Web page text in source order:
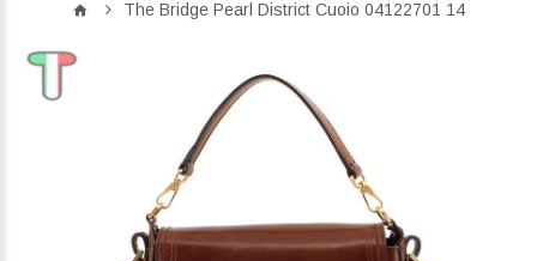
The Bridge Pearl District Cuoio 04122701 14